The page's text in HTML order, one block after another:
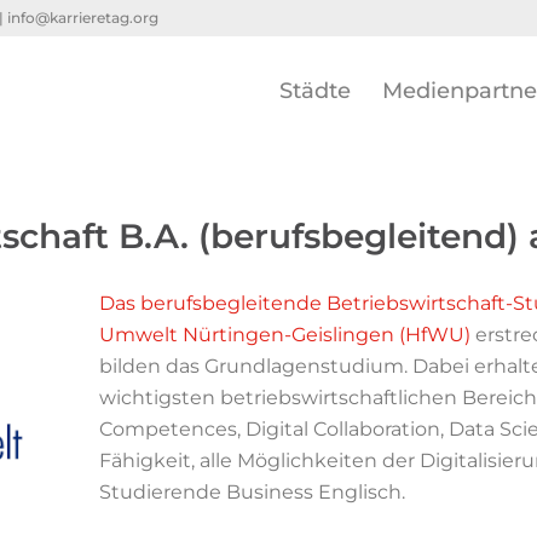
info@karrieretag.org
Städte
B.A. (berufsbegleitend)
Das berufsbegleitende Betriebswirtschaft-
Umwelt Nürtingen-Geislingen (HfWU)
bilden das Grundlagenstudium. Dabei
wichtigsten betriebswirtschaftlichen
Competences, Digital Collaboration, Data
Fähigkeit, alle Möglichkeiten der
Studierende Business Englisch.